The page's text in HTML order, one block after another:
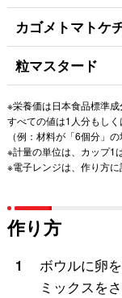
カゴメトマトケ
粒マスタード
※栄養価は日本食品標準成
すべての値は1人分もしく
（例：材料が「6個分」
※計量の単位は、カップ1
※電子レンジは、作り方に
作り方
1
ボウルに卵
ミックスを